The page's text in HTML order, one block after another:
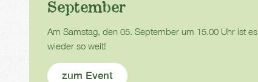
September
Am Samstag, den 05. September um 15.00 Uhr ist es
wieder so weit!
zum Event